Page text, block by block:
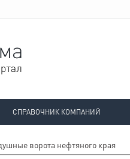
СПРАВОЧНИК КОМПАНИЙ
ворота нефтяного края